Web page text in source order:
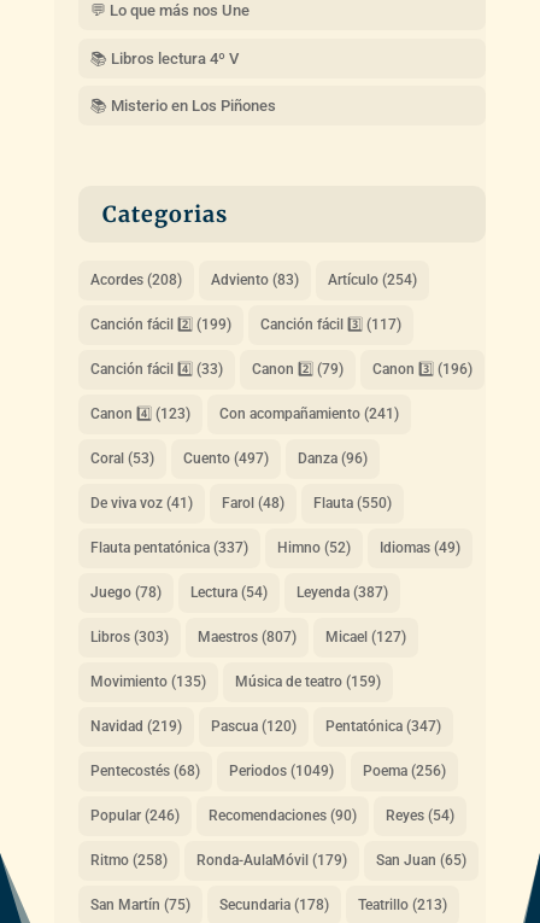
💬 Lo que más nos Une
📚 Libros lectura 4º V
📚 Misterio en Los Piñones
Categorias
Acordes(208) Adviento(83) Artículo(254)
Canción fácil 2️⃣ (199) Canción fácil 3️⃣ (117)
Canción fácil 4️⃣ (33) Canon 2️⃣ (79) Canon 3️⃣ (196)
Canon 4️⃣ (123) Con acompañamiento(241)
Coral (53) Cuento(497) Danza(96)
De viva voz(41) Farol (48) Flauta(550)
Flauta pentatónica(337) Himno(52) Idiomas(49)
Juego(78) Lectura(54) Leyenda(387)
Libros(303) Maestros(807) Micael (127)
Movimiento(135) Música de teatro(159)
Navidad (219) Pascua(120) Pentatónica(347)
Pentecostés(68) Periodos(1049) Poema(256)
Popular(246) Recomendaciones(90) Reyes(54)
Ritmo(258) Ronda-AulaMóvil (179) San Juan (65)
San Martín (75) Secundaria(178) Teatrillo(213)